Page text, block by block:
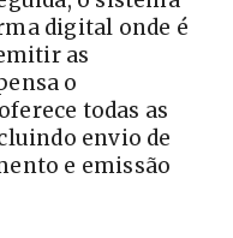
digital onde é
as
o
todas as
envio de
e emissão